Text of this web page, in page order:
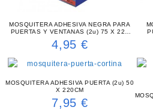
MOSQUITERA ADHESIVA NEGRA PARA
PUERTAS Y VENTANAS (2u) 75 X 220
4,95 €
MOSQUITERA ADHESIVA PUERTA (2u) 50
X 220CM
7,95 €